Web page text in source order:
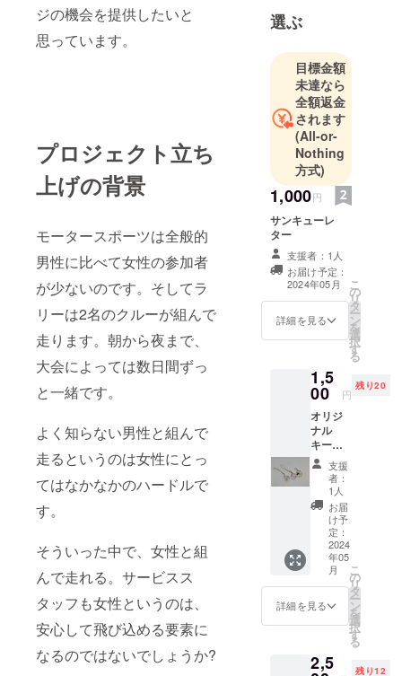
ジの機会を提供したいと
思っています。
プロジェクト立ち
上げの背景
モータースポーツは全般的
男性に比べて女性の参加者
が少ないのです。そしてラ
リーは2名のクルーが組んで
走ります。朝から夜まで、
大会によっては数日間ずっ
と一緒です。
よく知らない男性と組んで
走るというのは女性にとっ
てはなかなかのハードルで
す。
そういった中で、女性と組
んで走れる。サービスス
タッフも女性というのは、
安心して飛び込める要素に
なるのではないでしょうか?
した。
やってみ
て、ドライ
バーとコド
ライバーで
一緒に走る
ということ
に目覚めま
した。
自分自身が
女性とし
て、母親と
して、活動
しにくいと
感じた事も
あり、女性
スポーツを
する手助け
ができれば
という想い
からこの
チームを立
ち上げ、1人
でも多くの
女性が、観
る側からや
る側になれ
ればと活動
選ぶ
目標金額
未達なら
全額返金
されます
(All-or-
Nothing
方式)
1,000円
サンキューレ
ター
支援者：1人
お届け予定：
2024年05月
詳細を見る
こ
の
リ
タ
ー
ン
を
選
択
す
る
1,5
00 円
残り20
オリジ
ナル
キーホ
ルダー
サン
キュー
レター
支援
者：
1人
お届
け予
定：
2024
年05
月
詳細を見る
こ
の
リ
タ
ー
ン
を
選
択
す
る
2,5 残り12